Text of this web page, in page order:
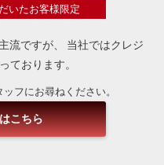
いたお客様限定
流ですが、
当社ではクレジ
ております。
フにお尋ねください。
こちら